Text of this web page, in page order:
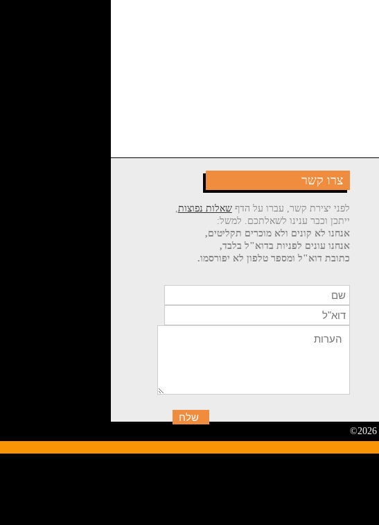
צרו קשר
לפני יצירת קשר, עברו על הדףשאלות נפוצות,
ייתכן וכבר ענינו לשאלתכם. למשל:
אנחנו לא קונים ולא מוכרים תקליטים,
אנחנו עונים לפניות בדוא"ל בלבד,
כתובת דוא"ל ומספר טלפון לא יפורסמו.